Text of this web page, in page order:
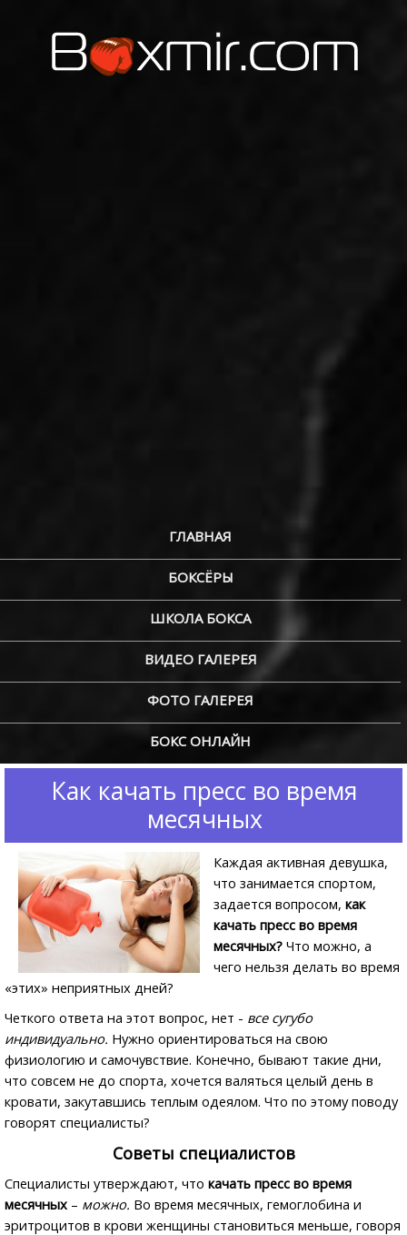
ГЛАВНАЯ
БОКСЁРЫ
ШКОЛА БОКСА
ВИДЕО ГАЛЕРЕЯ
ФОТО ГАЛЕРЕЯ
БОКС ОНЛАЙН
Как качать пресс во время
месячных
Каждая активная девушка,
что занимается спортом,
задается вопросом, как
качать пресс во время
месячных? Что можно, а
чего нельзя делать во время
«этих» неприятных дней?
Четкого ответа на этот вопрос, нет - все сугубо
индивидуально. Нужно ориентироваться на свою
физиологию и самочувствие. Конечно, бывают такие дни,
что совсем не до спорта, хочется валяться целый день в
кровати, закутавшись теплым одеялом. Что по этому поводу
говорят специалисты?
Советы специалистов
Специалисты утверждают, что качать пресс во время
месячных – можно. Во время месячных, гемоглобина и
эритроцитов в крови женщины становиться меньше, говоря